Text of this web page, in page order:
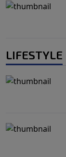
LIFESTYLE